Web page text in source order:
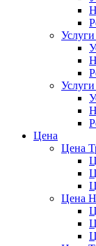
Цена
Цена
Цена